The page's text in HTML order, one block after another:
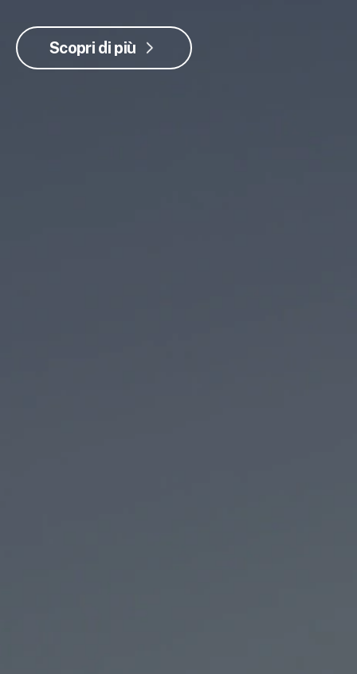
Scopri di più